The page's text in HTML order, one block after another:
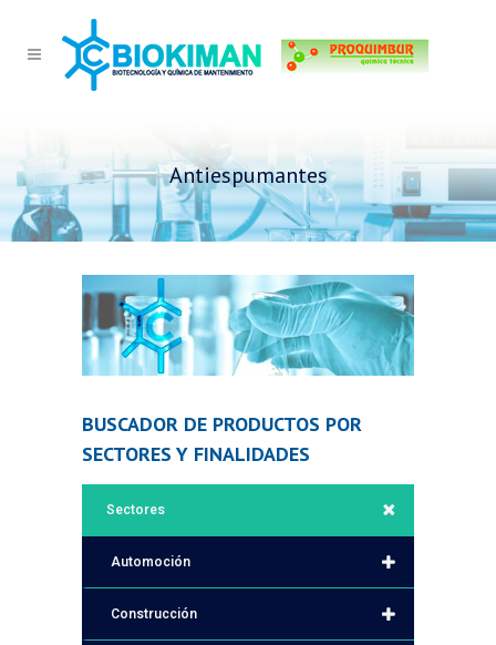
Antiespumantes
BUSCADOR DE PRODUCTOS POR
SECTORES Y FINALIDADES
Sectores
Automoción
Construcción